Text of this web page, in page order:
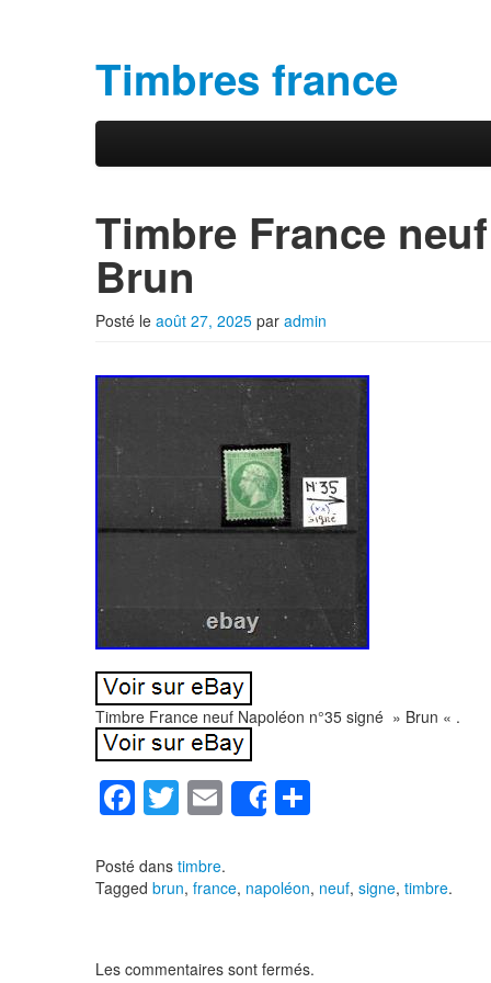
Timbres france
Menu principal
Timbre France
Brun
Posté le août 27, 2025 par admin
Timbre France neuf Napoléon n°35 signé » Brun « .
F
c
e
T
tt
er
E
m
ail
Share
g
Posté dans timbre.
Tagged brun, france, napoléon, neuf, signe, timbre.
Les commentaires sont fermés.